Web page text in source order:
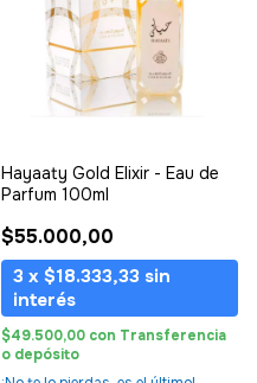
Hayaaty Gold Elixir - Eau de
Parfum 100ml
$55.000,00
3 x $18.333,33 sin
interés
$49.500,00 con Transferencia
o depósito